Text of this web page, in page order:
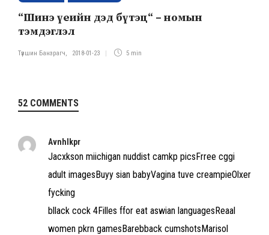
“Шинэ үеийн дэд бүтэц“ – номын
тэмдэглэл
Түвшин Банзрагч, 2018-01-23 5 min
52 COMMENTS
Avnhlkpr
Jacxkson miichigan nuddist camkp picsFrree cggi
adult imagesBuyy sian babyVagina tuve creampieOlxer
fycking
bllack cock 4Filles ffor eat aswian languagesReaal
women pkrn gamesBarebback cumshotsMarisol